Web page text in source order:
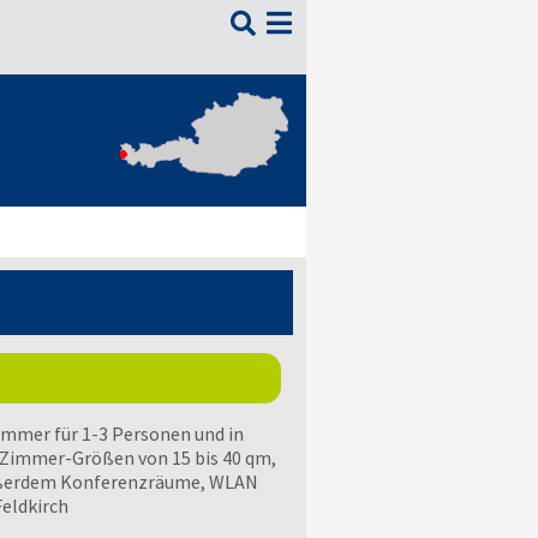

für 1-3 Personen und in
Größen von 15 bis 40 qm,
Konferenzräume, WLAN